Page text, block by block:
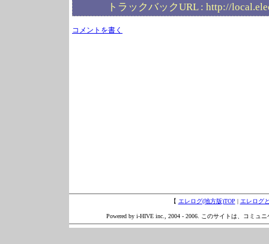
トラックバックURL : http://
コメントを書く
【 エレログ(地方版)TOP | エレログ
Powered by i-HIVE inc., 2004 - 2006. このサイトは、コミュ